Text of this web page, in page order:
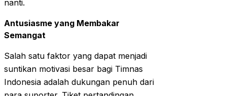
nanti.
Antusiasme yang Membakar
Semangat
Salah satu faktor yang dapat menjadi
suntikan motivasi besar bagi Timnas
Indonesia adalah dukungan penuh dari